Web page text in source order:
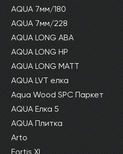
AQUA 7мм/180
AQUA 7мм/228
AQUA LONG ABA
AQUA LONG HP
AQUA LONG MATT
AQUA LVT елка
Aqua Wood SPC Паркет
AQUA Елка 5
AQUA Плитка
Arto
Fortis XL